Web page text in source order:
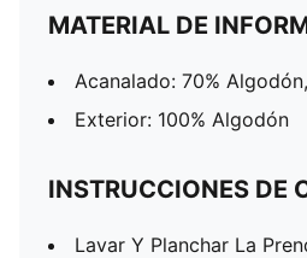
MATERIAL DE
Acanalado: 70%
Exterior: 100% Algodón
INSTRUCCIONES DE
Lavar Y Planchar La